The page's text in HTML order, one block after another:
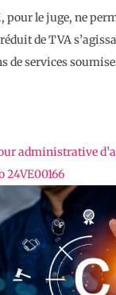
pour le juge, ne
de TVA
de services
administrative
24VE00166